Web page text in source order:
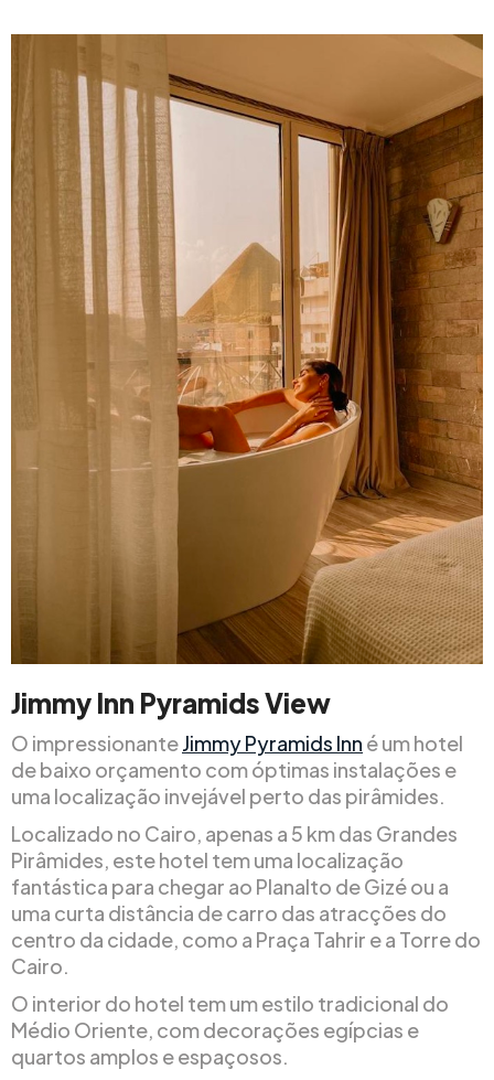
Jimmy Inn Pyramids View
O impressionanteJimmy Pyramids Inn é um hotel
de baixo orçamento com óptimas instalações e
uma localização invejável perto das pirâmides.
Localizado no Cairo, apenas a 5 km das Grandes
Pirâmides, este hotel tem uma localização
fantástica para chegar ao Planalto de Gizé ou a
uma curta distância de carro das atracções do
centro da cidade, como a Praça Tahrir e a Torre do
Cairo.
O interior do hotel tem um estilo tradicional do
Médio Oriente, com decorações egípcias e
quartos amplos e espaçosos.